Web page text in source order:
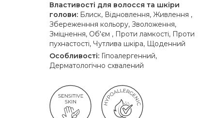
Властивості для волосся та шкіри
голови: Блиск, Відновлення, Живлення ,
Збереженння кольору, Зволоження,
Зміцнення, Об'єм , Проти ламкості, Проти
пухнастості, Чутлива шкіра, Щоденний
Особливості: Гіпоалергенний,
Дерматологічно схвалений